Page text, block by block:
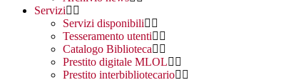
Servizi
Servizi disponibili
Tesseramento utenti
Catalogo Biblioteca
Prestito digitale MLOL
Prestito interbibliotecario